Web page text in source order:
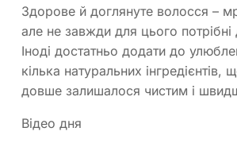
Здорове й доглянуте волосся –
але не завжди для цього потрібні
Іноді достатньо додати до
кілька натуральних інгредієнтів,
довше залишалося чистим і
Відео дня